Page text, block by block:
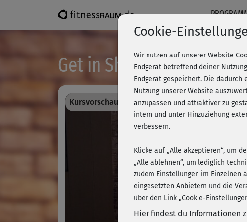
Get in Shape -
Kursvorschau - Anmelden und alles trainieren!
Cookie-
Wir nutzen auf unserer Website
Endgerät betreffend deiner
Endgerät gespeichert. Die
Nutzung unserer Website
anzupassen und attraktiver zu
intern und unter Hinzuziehung
verbessern.
Klicke auf „Alle akzeptieren“, um
„Alle ablehnen“, um lediglich
zudem Einstellungen im Einzelnen
eingesetzten Anbietern und die
über den Link „Cookie-
Hier findest du Informationen